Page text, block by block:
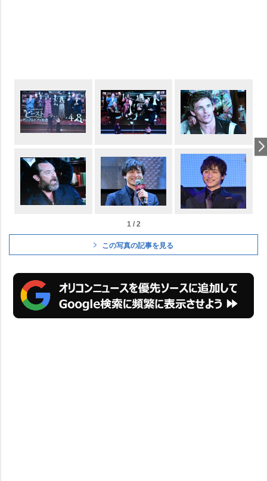
1 / 2
この写真の記事を見る